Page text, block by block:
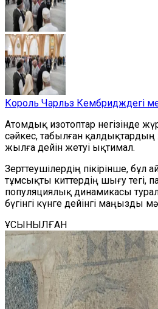
Король Чарльз Кембридждегі
Атомдық изотоптар негізінде
сәйкес, табылған
жылға дейін жетуі ықтимал.
Зерттеушілердің пікірінше, бұл
тұмсықты киттердің шығу тегі,
популяциялық динамикасы
бүгінгі күнге дейінгі маңызды
ҰСЫНЫЛҒАН